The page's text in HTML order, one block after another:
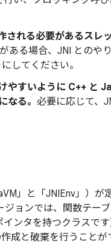
れる必要があるスレ
ある場合、JNI とのや
してください。
やすいように C++ と
なる。 必要に応じて、
」と「JNIEnv」）
ョンでは、関数テー
ンタを持つクラスで
成と破棄を行うこと